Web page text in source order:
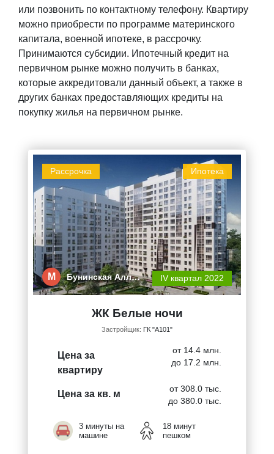
или позвонить по контактному телефону. Квартиру
можно приобрести по программе материнского
капитала, военной ипотеке, в рассрочку.
Принимаются субсидии. Ипотечный кредит на
первичном рынке можно получить в банках,
которые аккредитовали данный объект, а также в
других банках предоставляющих кредиты на
покупку жилья на первичном рынке.
Ипотека
Рассрочка
М Бунинская Алл… IV квартал 2022
ЖК Белые ночи
Застройщик: ГК "А101"
Цена за
квартиру
от 14.4 млн.
до 17.2 млн.
Цена за кв. м
от 308.0 тыс.
до 380.0 тыс.
3 минуты на
машине
18 минут
пешком